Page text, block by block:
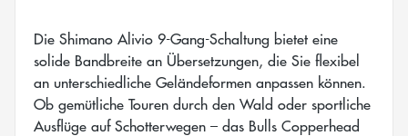
Die Shimano Alivio 9-Gang-Schaltung bietet eine
solide Bandbreite an Übersetzungen, die Sie flexibel
an unterschiedliche Geländeformen anpassen können.
Ob gemütliche Touren durch den Wald oder sportliche
Ausflüge auf Schotterwegen – das Bulls Copperhead